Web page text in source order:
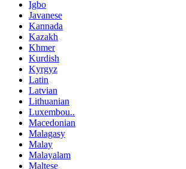
Igbo
Javanese
Kannada
Kazakh
Khmer
Kurdish
Kyrgyz
Latin
Latvian
Lithuanian
Luxembou..
Macedonian
Malagasy
Malay
Malayalam
Maltese